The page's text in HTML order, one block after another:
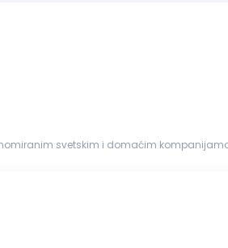
svetskim i domaćim